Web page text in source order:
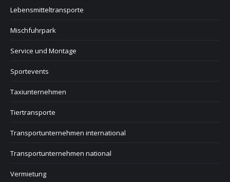
Lebensmitteltransporte
Mischfuhrpark
Service und Montage
Sportevents
Taxiunternehmen
Tiertransporte
Transportunternehmen international
Transportunternehmen national
Vermietung